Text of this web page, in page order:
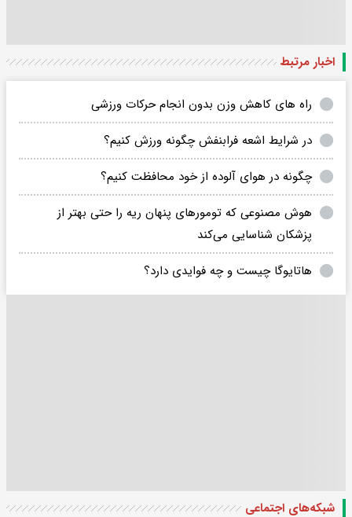
اخبار مرتبط
راه های کاهش وزن بدون انجام حرکات ورزشی
در شرایط اشعه فرابنفش چگونه ورزش کنیم؟
چگونه در هوای آلوده از خود محافظت کنیم؟
هوش مصنوعی که تومورهای پنهان ریه را حتی بهتر از
پزشکان شناسایی می‌کند
هاتایوگا چیست و چه فوایدی دارد؟
شبکه‌های اجتماعی